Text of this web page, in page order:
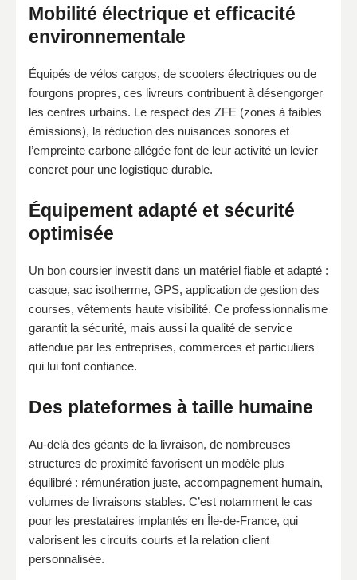
Mobilité électrique et efficacité
environnementale
Équipés de vélos cargos, de scooters électriques ou de
fourgons propres, ces livreurs contribuent à désengorger
les centres urbains. Le respect des ZFE (zones à faibles
émissions), la réduction des nuisances sonores et
l’empreinte carbone allégée font de leur activité un levier
concret pour une logistique durable.
Équipement adapté et sécurité
optimisée
Un bon coursier investit dans un matériel fiable et adapté :
casque, sac isotherme, GPS, application de gestion des
courses, vêtements haute visibilité. Ce professionnalisme
garantit la sécurité, mais aussi la qualité de service
attendue par les entreprises, commerces et particuliers
qui lui font confiance.
Des plateformes à taille humaine
Au-delà des géants de la livraison, de nombreuses
structures de proximité favorisent un modèle plus
équilibré : rémunération juste, accompagnement humain,
volumes de livraisons stables. C’est notamment le cas
pour les prestataires implantés en Île-de-France, qui
valorisent les circuits courts et la relation client
personnalisée.